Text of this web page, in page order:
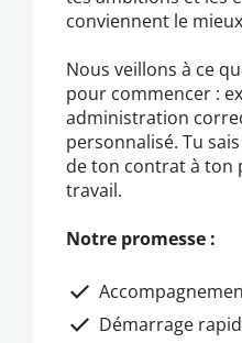
conviennent le
Nous veillons à ce
pour commencer :
administration
personnalisé. Tu
de ton contrat à ton
travail.
Notre promesse :
Démarrage